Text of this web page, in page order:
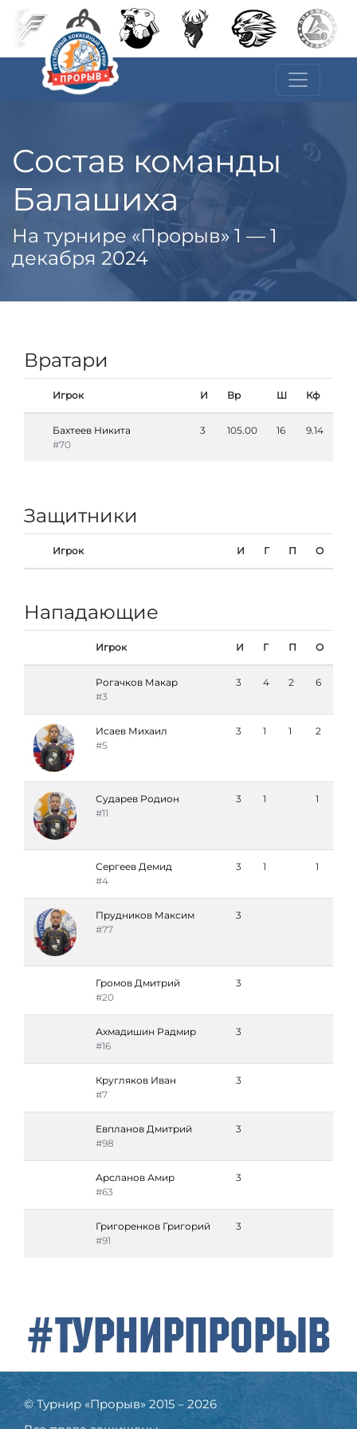
Состав команды
Балашиха
На турнире «Прорыв» 1 — 1
декабря 2024
Вратари
Игрок И Вр Ш Кф
Бахтеев Никита
#70
3 105.00 16 9.14
Защитники
Игрок И Г П О
Нападающие
Игрок И Г П О
Рогачков Макар
#3
3 4 2 6
Исаев Михаил
#5
3 1 1 2
Сударев Родион
#11
3 1 1
Сергеев Демид
#4
3 1 1
Прудников Максим
#77
3
Громов Дмитрий
#20
3
Ахмадишин Радмир
#16
3
Кругляков Иван
#7
3
Евпланов Дмитрий
#98
3
Арсланов Амир
#63
3
Григоренков Григорий
#91
3
#ТурнирПрорыв
© Турнир «Прорыв» 2015 – 2026